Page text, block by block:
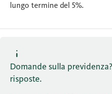
lungo termine del 5%.
Domande sulla
risposte.